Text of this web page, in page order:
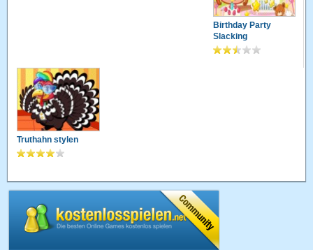
Birthday Party
Slacking
Truthahn stylen